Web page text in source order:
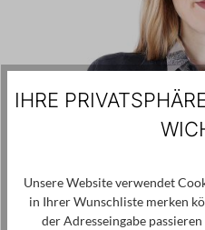
IHRE
Unsere Website verwendet
in Ihrer Wunschliste merken
der Adresseingabe